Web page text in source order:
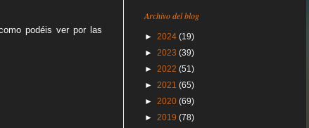
podéis ver por las
Archivo del blog
► 2024 (19)
► 2023 (39)
► 2022 (51)
► 2021 (65)
► 2020 (69)
► 2019 (78)